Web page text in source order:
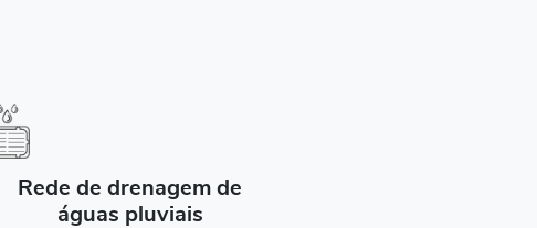
Rede de drenagem de
águas pluviais